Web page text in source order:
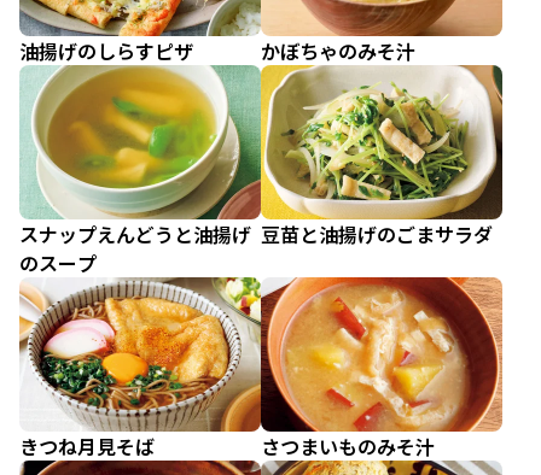
油揚げのしらすピザ かぼちゃのみそ汁
スナップえんどうと油揚げ
のスープ
豆苗と油揚げのごまサラダ
きつね月見そば さつまいものみそ汁